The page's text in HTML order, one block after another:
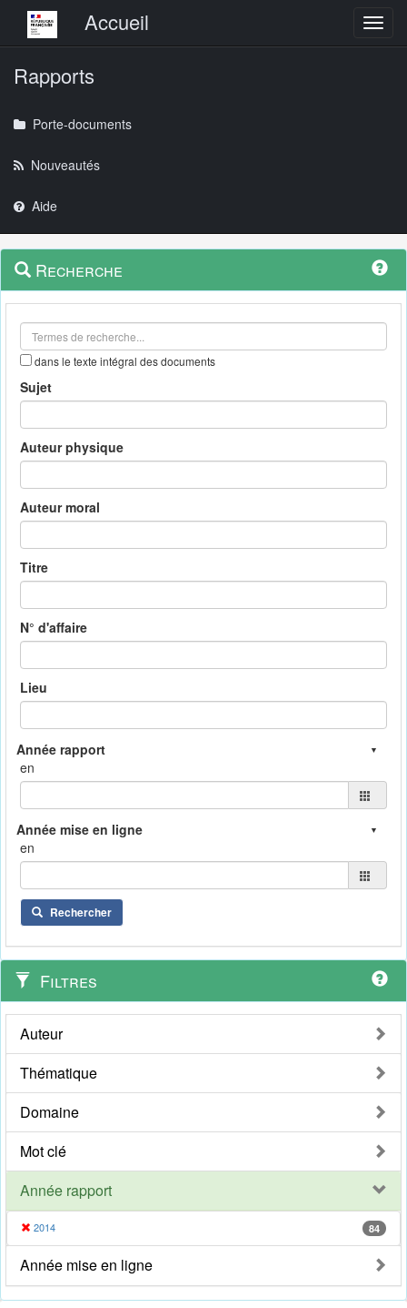
Menu principalAccueil
Rapports
Porte-documents
Nouveautés
Aide
Navigation
outils
Menu
contextuel
Recherche
dans le texte intégral des documents
Sujet
Auteur physique
Auteur moral
Titre
N° d'affaire
Lieu
en
en
Rechercher
Filtres
Auteur
Thématique
Domaine
Mot clé
Année rapport
2014 84
Année mise en ligne